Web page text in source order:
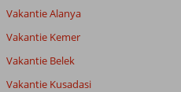
Vakantie Alanya
Vakantie Kemer
Vakantie Belek
Vakantie Kusadasi